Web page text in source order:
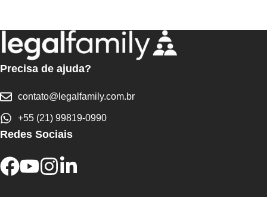
Precisa de ajuda?
contato@legalfamily.com.br
+55 (21) 99819-0990
Redes Sociais